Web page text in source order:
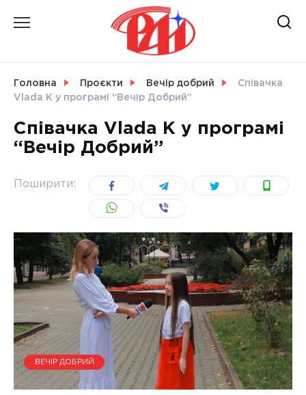
УКРАЇНА
Головна Проєкти Вечір добрий
Співачка
Vlada K у програмі “Вечір Добрий”
Співачка Vlada K у програмі
“Вечір Добрий”
Поширити:
ВЕЧІР ДОБРИЙ